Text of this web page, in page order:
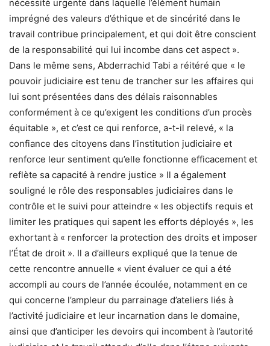
nécessité urgente dans laquelle l’élément humain
imprégné des valeurs d’éthique et de sincérité dans le
travail contribue principalement, et qui doit être conscient
de la responsabilité qui lui incombe dans cet aspect ».
Dans le même sens, Abderrachid Tabi a réitéré que « le
pouvoir judiciaire est tenu de trancher sur les affaires qui
lui sont présentées dans des délais raisonnables
conformément à ce qu’exigent les conditions d’un procès
équitable », et c’est ce qui renforce, a-t-il relevé, « la
confiance des citoyens dans l’institution judiciaire et
renforce leur sentiment qu’elle fonctionne efficacement et
reflète sa capacité à rendre justice » Il a également
souligné le rôle des responsables judiciaires dans le
contrôle et le suivi pour atteindre « les objectifs requis et
limiter les pratiques qui sapent les efforts déployés », les
exhortant à « renforcer la protection des droits et imposer
l’État de droit ». Il a d’ailleurs expliqué que la tenue de
cette rencontre annuelle « vient évaluer ce qui a été
accompli au cours de l’année écoulée, notamment en ce
qui concerne l’ampleur du parrainage d’ateliers liés à
l’activité judiciaire et leur incarnation dans le domaine,
ainsi que d’anticiper les devoirs qui incombent à l’autorité